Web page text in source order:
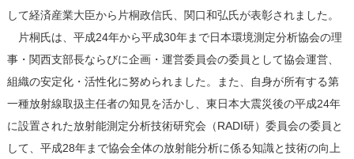
して経済産業大臣から片桐政信氏、関口和弘氏が表彰されました。
片桐氏は、平成24年から平成30年まで日本環境測定分析協会の理
事・関西支部長ならびに企画・運営委員会の委員として協会運営、
組織の安定化・活性化に努められました。また、自身が所有する第
一種放射線取扱主任者の知見を活かし、東日本大震災後の平成24年
に設置された放射能測定分析技術研究会（RADI研）委員会の委員と
して、平成28年まで協会全体の放射能分析に係る知識と技術の向上